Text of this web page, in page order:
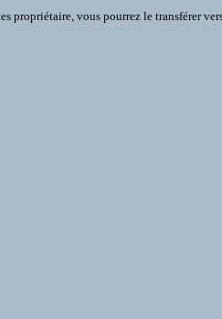
vous pourrez le transférer